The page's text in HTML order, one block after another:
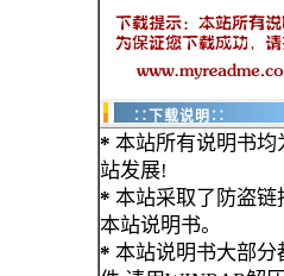
∷下载说明∷
* 本站所有说明书均
站发展!
* 本站采取了防盗链
本站说明书。
* 本站说明书大部分